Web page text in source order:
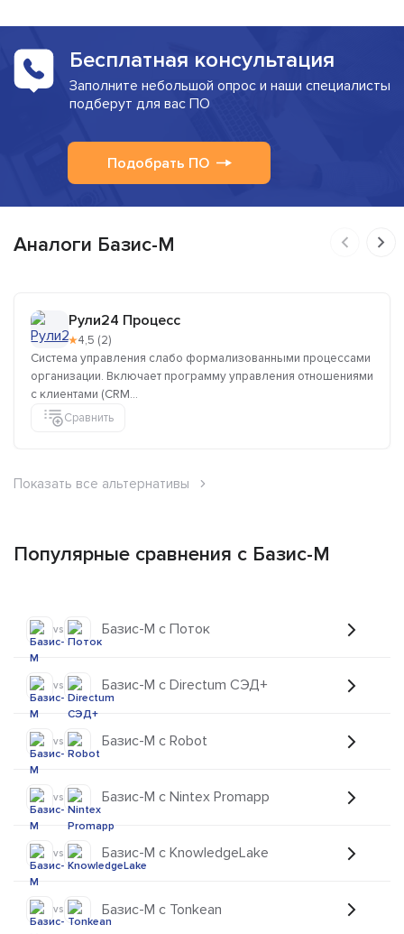
Бесплатная консультация
Заполните небольшой опрос и наши специалисты
подберут для вас ПО
Подобрать ПО
Аналоги Базис-М
Рули24 Процесс
★4,5 (2)
Система управления слабо формализованными процессами
организации. Включает программу управления отношениями
с клиентами (CRM...
Сравнить
Показать все альтернативы
Популярные сравнения с Базис-М
vs Базис-М с Поток
vs Базис-М с Directum СЭД+
vs Базис-М с Robot
vs Базис-М с Nintex Promapp
vs Базис-М с KnowledgeLake
vs Базис-М с Tonkean